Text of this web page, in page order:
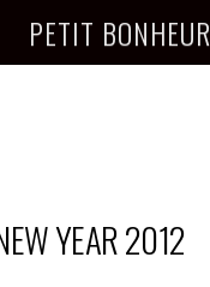
PETIT BONHEUR
YEAR 2012